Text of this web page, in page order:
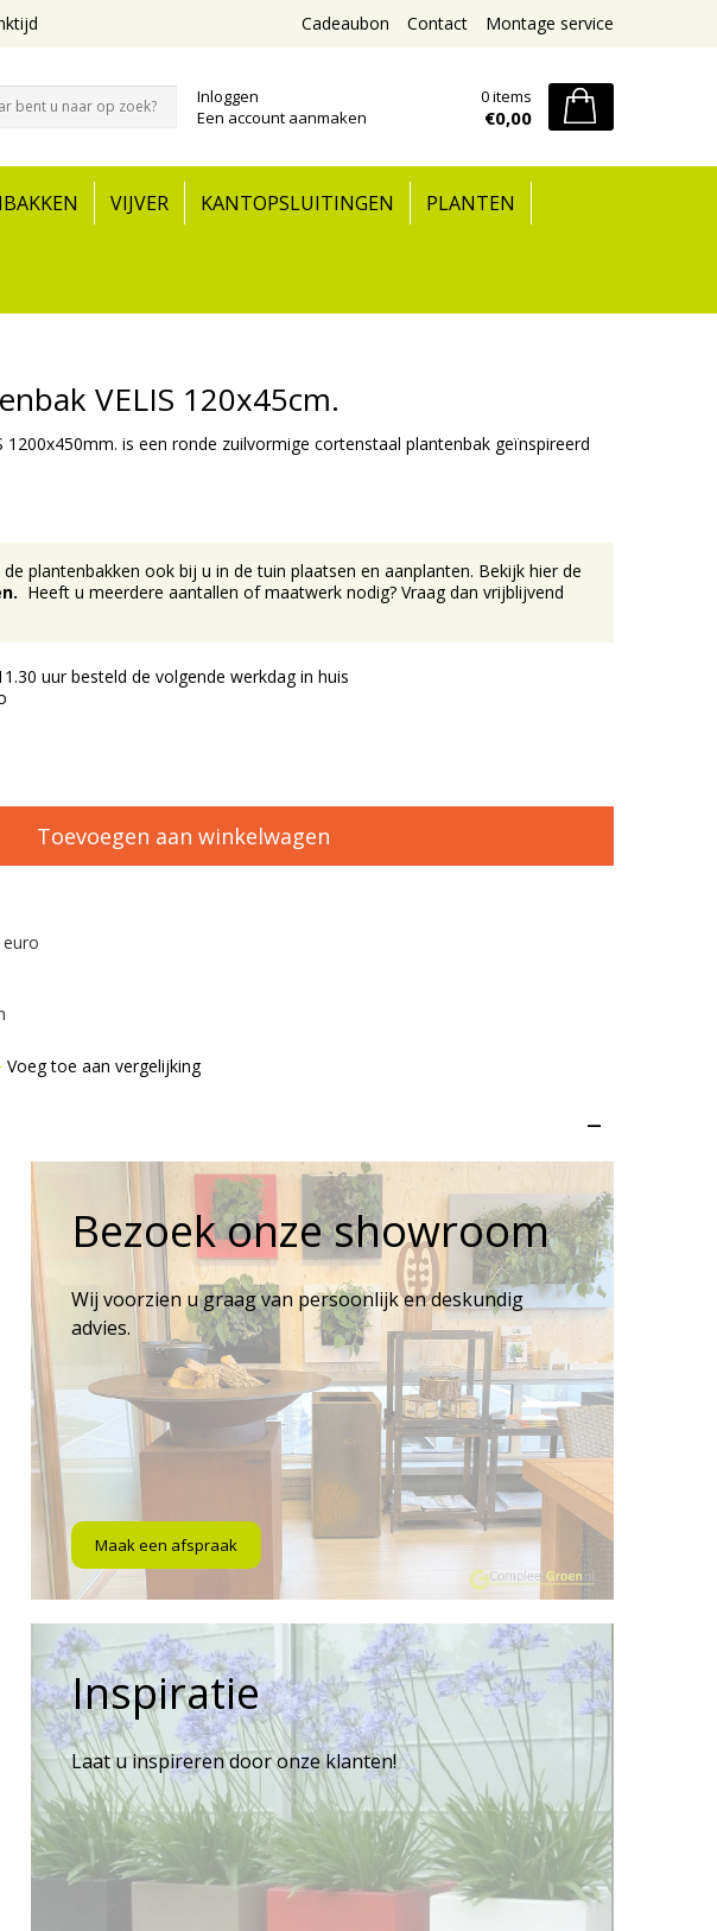
Montage service
Contact
Cadeaubon
Inloggen
Een account aanmaken
0 items
€0,00
VIJVER KANTOPSLUITINGEN PLANTEN
VELIS 120x45cm.
1200x450mm. is een ronde zuilvormige cortenstaal plantenbak geïnspireerd
plantenbakken ook bij u in de tuin plaatsen en aanplanten. Bekijk hier de
Heeft u meerdere aantallen of maatwerk nodig? Vraag dan vrijblijvend
uur besteld de volgende werkdag in huis
Toevoegen aan winkelwagen
Voeg toe aan vergelijking
–
Bezoek onze showroom
Wij voorzien u graag van persoonlijk en deskundig
advies.
Maak een afspraak
Inspiratie
Laat u inspireren door onze klanten!